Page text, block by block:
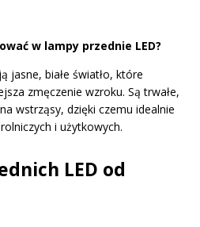
w lampy przednie LED?
jasne, białe światło, które
zmęczenie wzroku. Są trwałe,
wstrząsy, dzięki czemu idealnie
i użytkowych.
LED od